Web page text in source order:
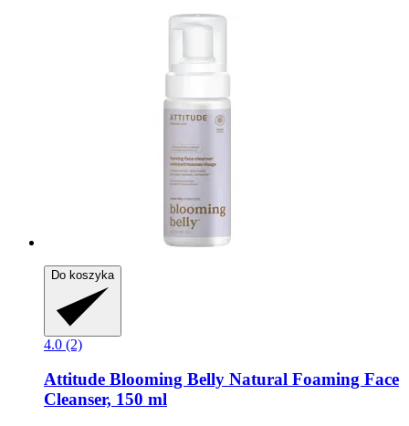
Do koszyka
4.0 (2)
Attitude Blooming Belly Natural Foaming Face
Cleanser, 150 ml